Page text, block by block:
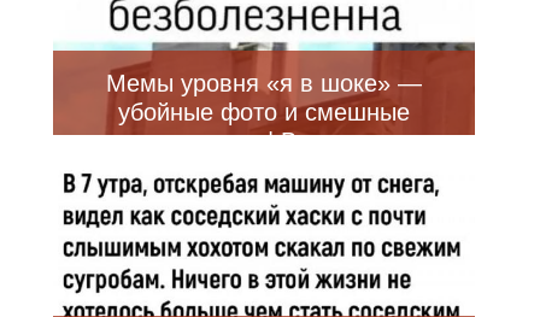
Мемы уровня «я в шоке» —
убойные фото и смешные
приколы | Bugaga